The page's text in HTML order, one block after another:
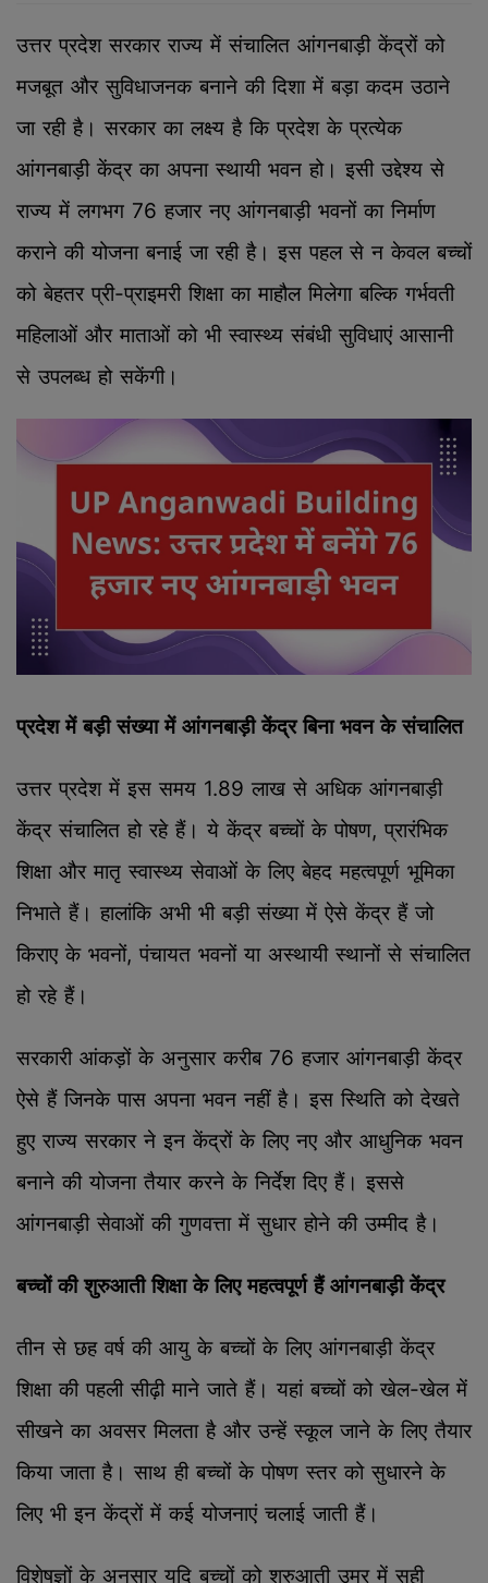
उत्तर प्रदेश सरकार राज्य में संचालित आंगनबाड़ी केंद्रों को
मजबूत और सुविधाजनक बनाने की दिशा में बड़ा कदम उठाने
जा रही है। सरकार का लक्ष्य है कि प्रदेश के प्रत्येक
आंगनबाड़ी केंद्र का अपना स्थायी भवन हो। इसी उद्देश्य से
राज्य में लगभग 76 हजार नए आंगनबाड़ी भवनों का निर्माण
कराने की योजना बनाई जा रही है। इस पहल से न केवल बच्चों
को बेहतर प्री-प्राइमरी शिक्षा का माहौल मिलेगा बल्कि गर्भवती
महिलाओं और माताओं को भी स्वास्थ्य संबंधी सुविधाएं आसानी
से उपलब्ध हो सकेंगी।
प्रदेश में बड़ी संख्या में आंगनबाड़ी केंद्र बिना भवन के संचालित
उत्तर प्रदेश में इस समय 1.89 लाख से अधिक आंगनबाड़ी
केंद्र संचालित हो रहे हैं। ये केंद्र बच्चों के पोषण, प्रारंभिक
शिक्षा और मातृ स्वास्थ्य सेवाओं के लिए बेहद महत्वपूर्ण भूमिका
निभाते हैं। हालांकि अभी भी बड़ी संख्या में ऐसे केंद्र हैं जो
किराए के भवनों, पंचायत भवनों या अस्थायी स्थानों से संचालित
हो रहे हैं।
सरकारी आंकड़ों के अनुसार करीब 76 हजार आंगनबाड़ी केंद्र
ऐसे हैं जिनके पास अपना भवन नहीं है। इस स्थिति को देखते
हुए राज्य सरकार ने इन केंद्रों के लिए नए और आधुनिक भवन
बनाने की योजना तैयार करने के निर्देश दिए हैं। इससे
आंगनबाड़ी सेवाओं की गुणवत्ता में सुधार होने की उम्मीद है।
बच्चों की शुरुआती शिक्षा के लिए महत्वपूर्ण हैं आंगनबाड़ी केंद्र
तीन से छह वर्ष की आयु के बच्चों के लिए आंगनबाड़ी केंद्र
शिक्षा की पहली सीढ़ी माने जाते हैं। यहां बच्चों को खेल-खेल में
सीखने का अवसर मिलता है और उन्हें स्कूल जाने के लिए तैयार
किया जाता है। साथ ही बच्चों के पोषण स्तर को सुधारने के
लिए भी इन केंद्रों में कई योजनाएं चलाई जाती हैं।
विशेषज्ञों के अनुसार यदि बच्चों को शुरुआती उम्र में सही